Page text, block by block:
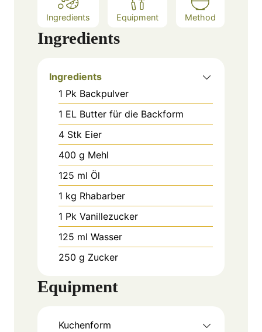
Ingredients Equipment Method
Ingredients
Ingredients
1 Pk Backpulver
1 EL Butter für die Backform
4 Stk Eier
400 g Mehl
125 ml Öl
1 kg Rhabarber
1 Pk Vanillezucker
125 ml Wasser
250 g Zucker
Equipment
Kuchenform